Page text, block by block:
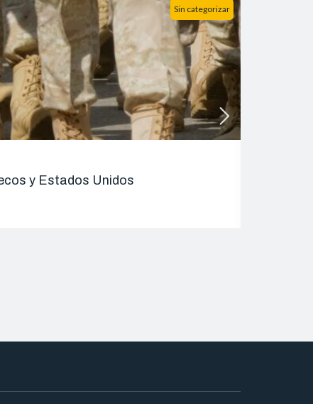
Sin categorizar
y Estados Unidos